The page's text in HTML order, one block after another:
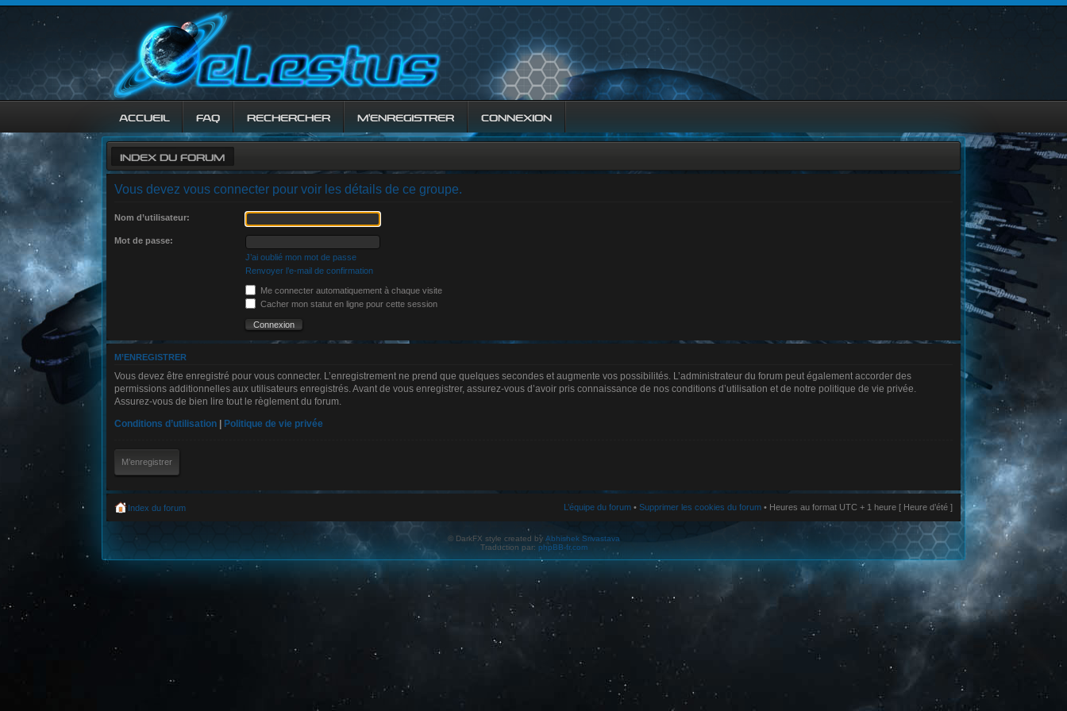
ACCUEIL FAQ RECHERCHER M’ENREGISTRER CONNEXION
INDEX DU FORUM
Vous devez vous connecter pour voir les détails de ce groupe.
Nom d’utilisateur:
Mot de passe:
J’ai oublié mon mot de passe
Renvoyer l’e-mail de confirmation
Me connecter automatiquement à chaque visite
Cacher mon statut en ligne pour cette session
M’ENREGISTRER
Vous devez être enregistré pour vous connecter. L’enregistrement ne prend que quelques secondes et augmente vos possibilités. L’administrateur du forum peut également accorder des
permissions additionnelles aux utilisateurs enregistrés. Avant de vous enregistrer, assurez-vous d’avoir pris connaissance de nos conditions d’utilisation et de notre politique de vie privée.
Assurez-vous de bien lire tout le règlement du forum.
Conditions d’utilisation | Politique de vie privée
M’enregistrer
Index du forum L’équipe du forum• Supprimer les cookies du forum• Heures au format UTC + 1 heure [ Heure d’été ]
© DarkFX style created by Abhishek Srivastava
Traduction par: phpBB-fr.com